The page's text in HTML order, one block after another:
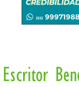
Escritor